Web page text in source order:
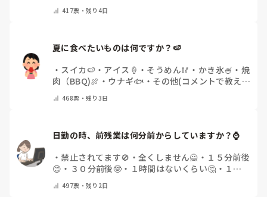
教えてください）
417票・残り4日
夏に食べたいものは何ですか？🍉
・ スイカ🍉 ・ アイス🍦 ・ そうめん🥢 ・ かき氷🍧 ・ 焼
肉（BBQ)🍖 ・ ウナギ🐟 ・ その他(コメントで教え
468票・残り3日
日勤の時、前残業は何分前からしていますか？⌚
・禁止されてます🚫 ・ 全くしません🙅 ・ １５分前後
😊 ・ ３０分前後🤓 ・ １時間はないくらい🤔 ・ １時
497票・残り2日